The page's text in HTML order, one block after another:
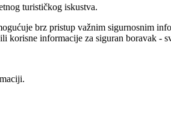
turističkog iskustva.
brz pristup važnim sigurnosnim
korisne informacije za siguran boravak -